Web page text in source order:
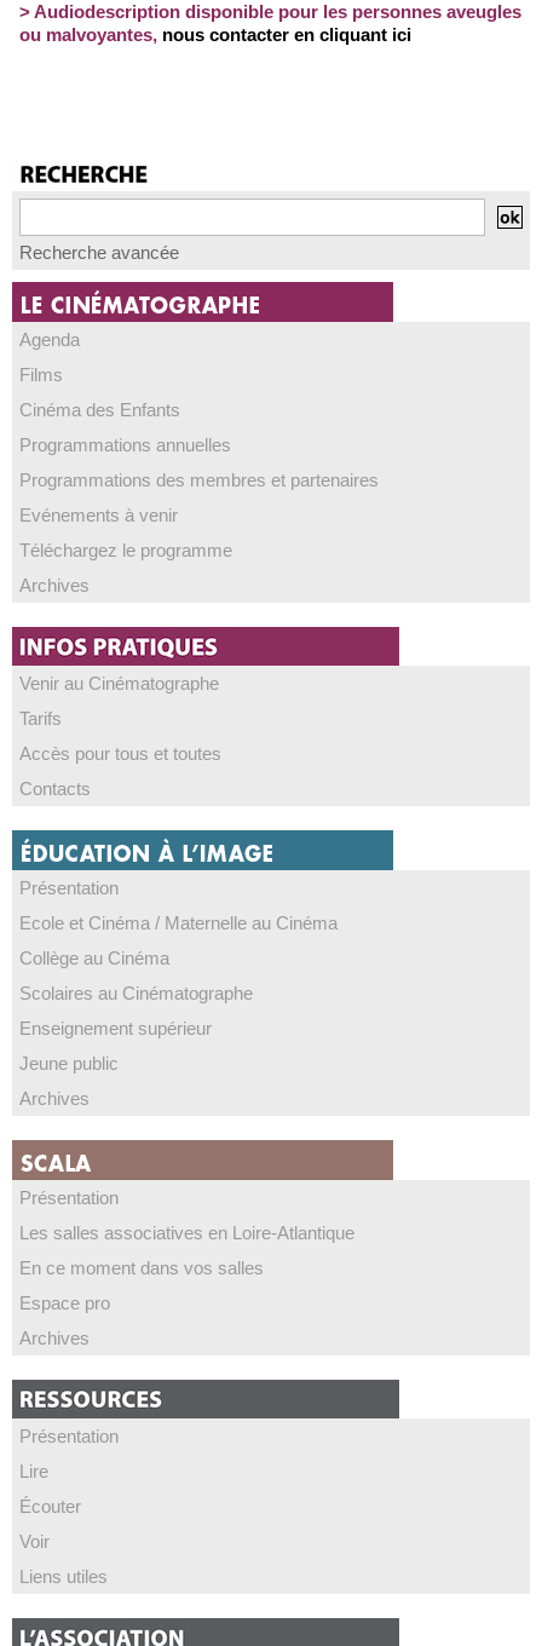
> Audiodescription disponible pour les personnes aveugles
ou malvoyantes, nous contacter en cliquant ici
Recherche avancée
Agenda
Films
Cinéma des Enfants
Programmations annuelles
Programmations des membres et partenaires
Evénements à venir
Téléchargez le programme
Archives
Venir au Cinématographe
Tarifs
Accès pour tous et toutes
Contacts
Présentation
Ecole et Cinéma / Maternelle au Cinéma
Collège au Cinéma
Scolaires au Cinématographe
Enseignement supérieur
Jeune public
Archives
Présentation
Les salles associatives en Loire-Atlantique
En ce moment dans vos salles
Espace pro
Archives
Présentation
Lire
Écouter
Voir
Liens utiles